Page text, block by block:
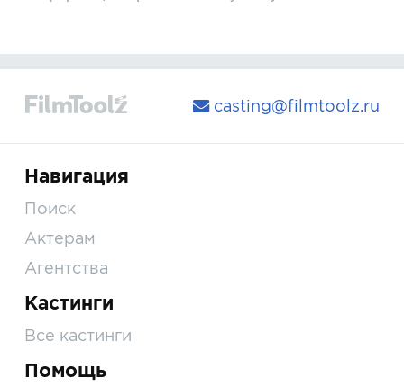
casting@filmtoolz.ru
Навигация
Поиск
Актерам
Агентства
Кастинги
Все кастинги
Помощь